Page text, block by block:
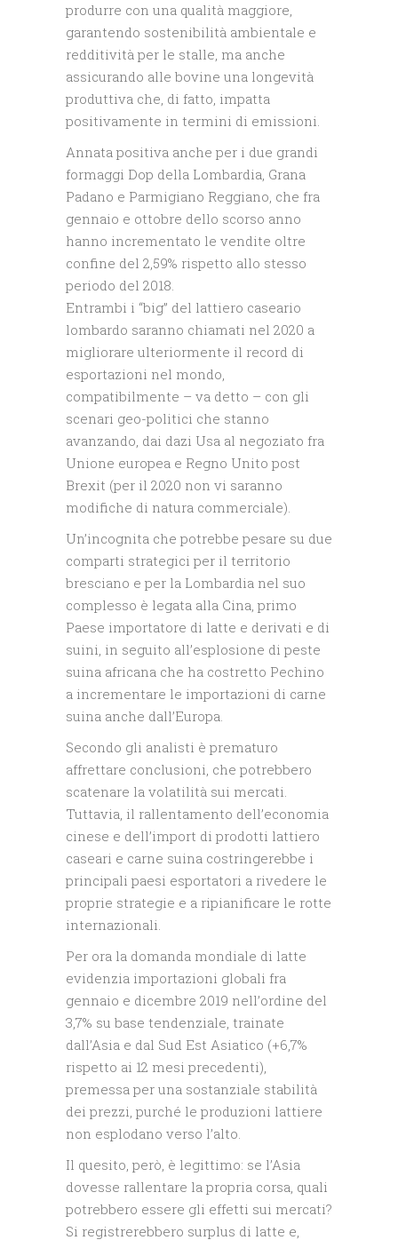
produrre con una qualità maggiore,
garantendo sostenibilità ambientale e
redditività per le stalle, ma anche
assicurando alle bovine una longevità
produttiva che, di fatto, impatta
positivamente in termini di emissioni.
Annata positiva anche per i due grandi
formaggi Dop della Lombardia, Grana
Padano e Parmigiano Reggiano, che fra
gennaio e ottobre dello scorso anno
hanno incrementato le vendite oltre
confine del 2,59% rispetto allo stesso
periodo del 2018.
Entrambi i “big” del lattiero caseario
lombardo saranno chiamati nel 2020 a
migliorare ulteriormente il record di
esportazioni nel mondo,
compatibilmente – va detto – con gli
scenari geo-politici che stanno
avanzando, dai dazi Usa al negoziato fra
Unione europea e Regno Unito post
Brexit (per il 2020 non vi saranno
modifiche di natura commerciale).
Un’incognita che potrebbe pesare su due
comparti strategici per il territorio
bresciano e per la Lombardia nel suo
complesso è legata alla Cina, primo
Paese importatore di latte e derivati e di
suini, in seguito all’esplosione di peste
suina africana che ha costretto Pechino
a incrementare le importazioni di carne
suina anche dall’Europa.
Secondo gli analisti è prematuro
affrettare conclusioni, che potrebbero
scatenare la volatilità sui mercati.
Tuttavia, il rallentamento dell’economia
cinese e dell’import di prodotti lattiero
caseari e carne suina costringerebbe i
principali paesi esportatori a rivedere le
proprie strategie e a ripianificare le rotte
internazionali.
Per ora la domanda mondiale di latte
evidenzia importazioni globali fra
gennaio e dicembre 2019 nell’ordine del
3,7% su base tendenziale, trainate
dall’Asia e dal Sud Est Asiatico (+6,7%
rispetto ai 12 mesi precedenti),
premessa per una sostanziale stabilità
dei prezzi, purché le produzioni lattiere
non esplodano verso l’alto.
Il quesito, però, è legittimo: se l’Asia
dovesse rallentare la propria corsa, quali
potrebbero essere gli effetti sui mercati?
Si registrerebbero surplus di latte e,